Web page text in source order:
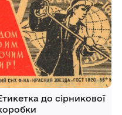
до сірникової